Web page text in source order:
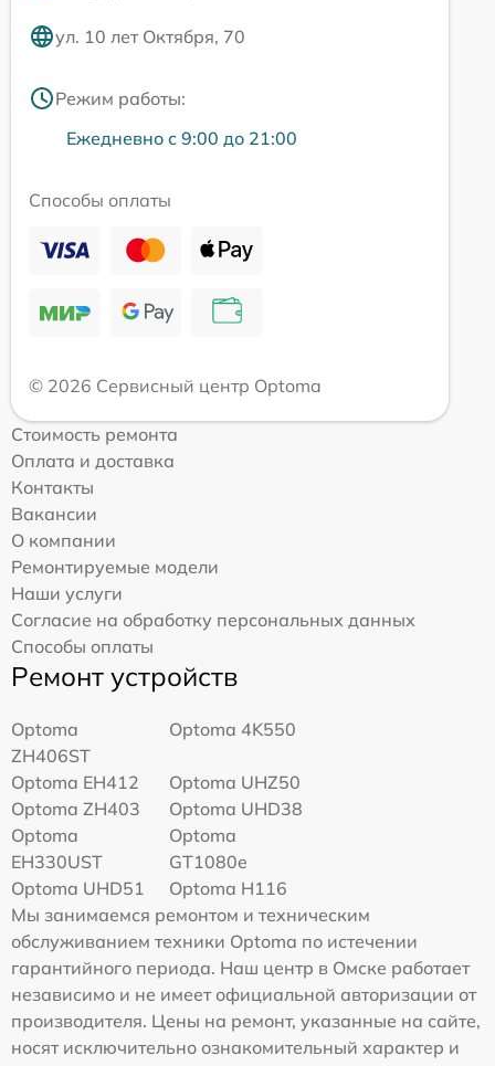
ул. 10 лет Октября, 70
Режим работы:
Ежедневно с 9:00 до 21:00
Способы оплаты
© 2026 Сервисный центр Optoma
Стоимость ремонта
Оплата и доставка
Контакты
Вакансии
О компании
Ремонтируемые модели
Наши услуги
Согласие на обработку персональных данных
Способы оплаты
Ремонт устройств
Optoma
ZH406ST
Optoma 4K550
Optoma EH412
Optoma UHZ50
Optoma ZH403
Optoma UHD38
Optoma
EH330UST
Optoma
GT1080e
Optoma UHD51
Optoma H116
Мы занимаемся ремонтом и техническим
обслуживанием техники Optoma по истечении
гарантийного периода. Наш центр в Омске работает
независимо и не имеет официальной авторизации от
производителя. Цены на ремонт, указанные на сайте,
носят исключительно ознакомительный характер и